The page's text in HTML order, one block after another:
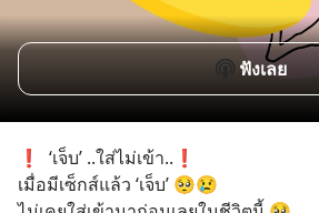
ฟังเลย
❗️  ‘เจ็บ’ ..ใส่ไม่เข้า..❗️
เมื่อมีเซ็กส์แล้ว ‘เจ็บ’ 🥺😢